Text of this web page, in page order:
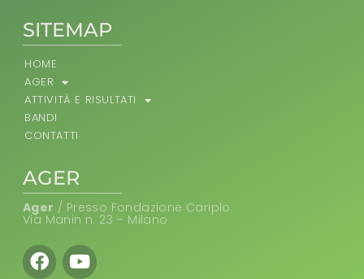
AGER
Ager / Presso Fondazione Cariplo
Via Manin n. 23 – Milano
Facebook
Youtube
SITEMAP
HOME
AGER
ATTIVITÀ E RISULTATI
BANDI
CONTATTI